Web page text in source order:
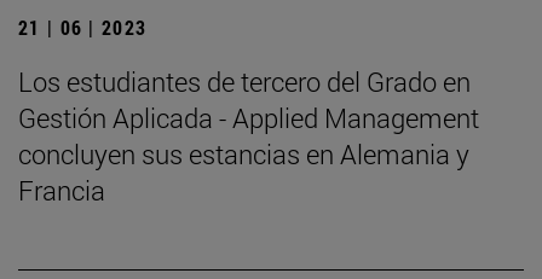
21 | 06 | 2023
Los estudiantes de tercero del Grado en
Gestión Aplicada - Applied Management
concluyen sus estancias en Alemania y
Francia